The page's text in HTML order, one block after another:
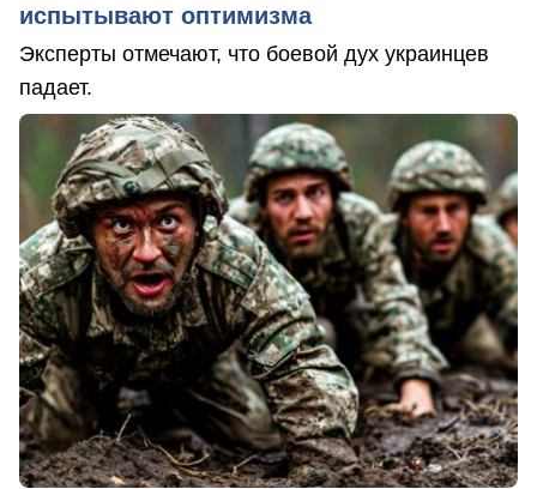
испытывают оптимизма
Эксперты отмечают, что боевой дух украинцев
падает.